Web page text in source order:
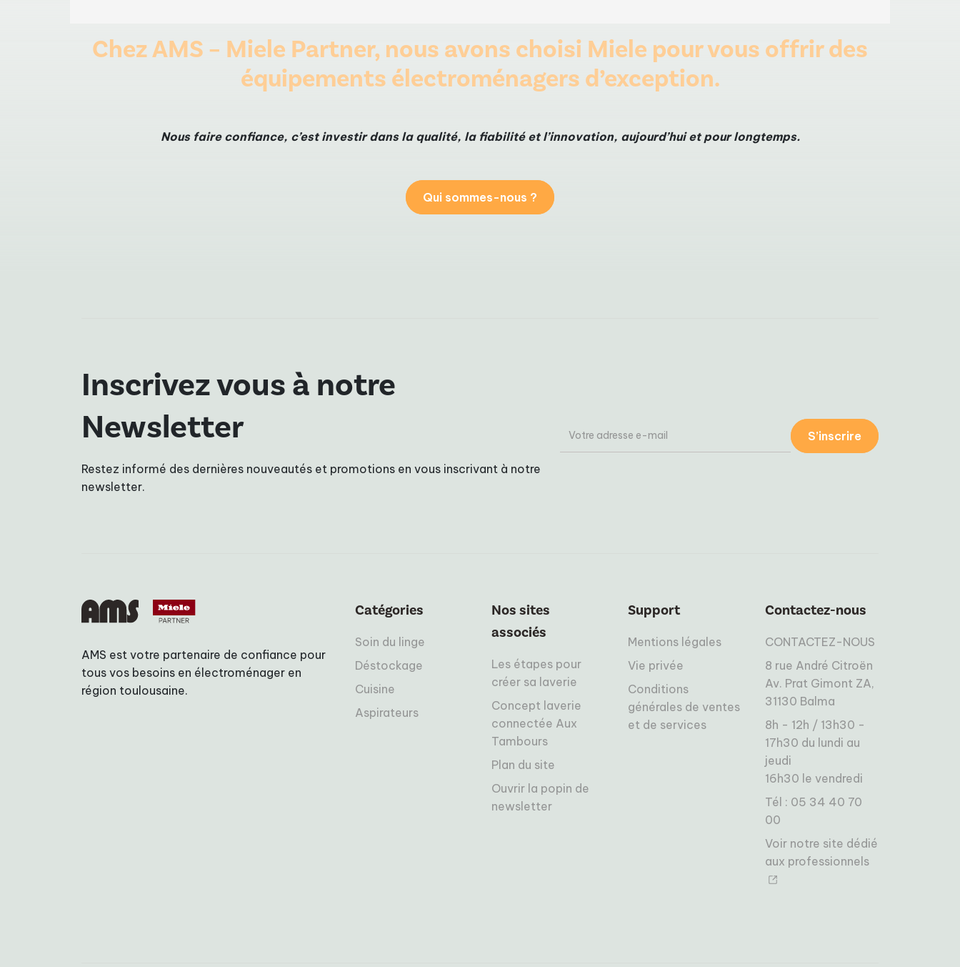
Chez AMS – Miele Partner, nous avons choisi Miele pour vous offrir des
équipements électroménagers d’exception.
Nous faire confiance, c’est investir dans la qualité, la fiabilité et l’innovation, aujourd’hui et pour longtemps.
Qui sommes-nous ?
Inscrivez vous à notre
Newsletter
Restez informé des dernières nouveautés et promotions en vous inscrivant à notre
newsletter.
S’inscrire
AMS est votre partenaire de confiance pour
tous vos besoins en électroménager en
région toulousaine.
Catégories
Soin du linge
Déstockage
Cuisine
Aspirateurs
Nos sites
associés
Les étapes pour
créer sa laverie
Concept laverie
connectée Aux
Tambours
Plan du site
Ouvrir la popin de
newsletter
Support
Mentions légales
Vie privée
Conditions
générales de ventes
et de services
Contactez-nous
CONTACTEZ-NOUS
8 rue André Citroën
Av. Prat Gimont ZA,
31130 Balma
8h - 12h / 13h30 -
17h30 du lundi au
jeudi
16h30 le vendredi
Tél : 05 34 40 70
00
Voir notre site dédié
aux professionnels